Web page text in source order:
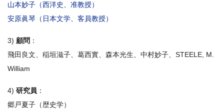
山本妙子（西洋史
、准教授）
安原眞琴（日本文学、客員教授）
3) 顧問 ：
飛田良文、稲垣滋子、葛西實、森本光生、中村妙子、STEELE, M.
William
4) 研究員 ：
郷戸夏子（歴史学）